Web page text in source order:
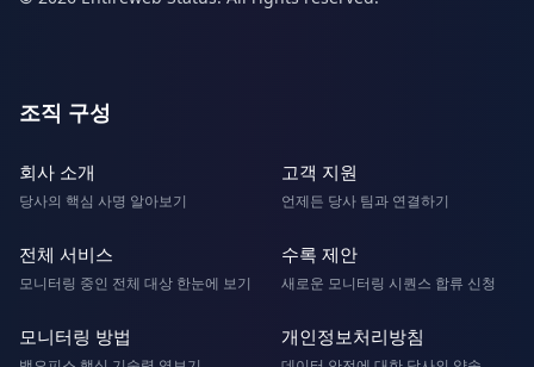
조직 구성
회사 소개
당사의 핵심 사명 알아보기
고객 지원
언제든 당사 팀과 연결하기
전체 서비스
모니터링 중인 전체 대상 한눈에 보기
수록 제안
새로운 모니터링 시퀀스 합류 신청
모니터링 방법 개인정보처리방침